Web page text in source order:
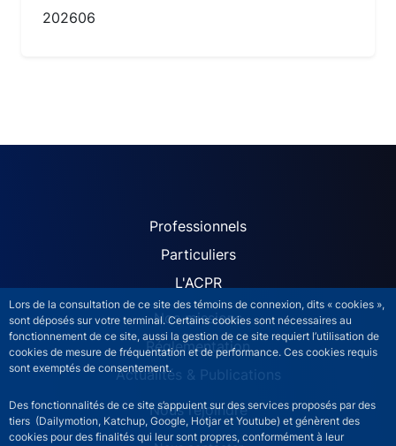
Lors de la consultation de ce site des témoins de connexion, dits « cookies »,
sont déposés sur votre terminal. Certains cookies sont nécessaires au
fonctionnement de ce site, aussi la gestion de ce site requiert l’utilisation de
cookies de mesure de fréquentation et de performance. Ces cookies requis
sont exemptés de consentement.
Des fonctionnalités de ce site s’appuient sur des services proposés par des
tiers (Dailymotion, Katchup, Google, Hotjar et Youtube) et génèrent des
cookies pour des finalités qui leur sont propres, conformément à leur
202606
ACPR site navigation
Professionnels
Particuliers
L'ACPR
Nos missions
Réglementation
Actualités & Publications
Nous rejoindre